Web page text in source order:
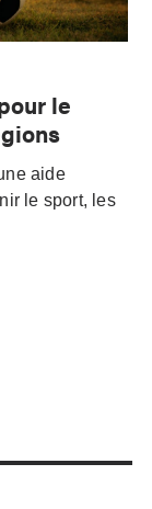
le
aide
le sport, les